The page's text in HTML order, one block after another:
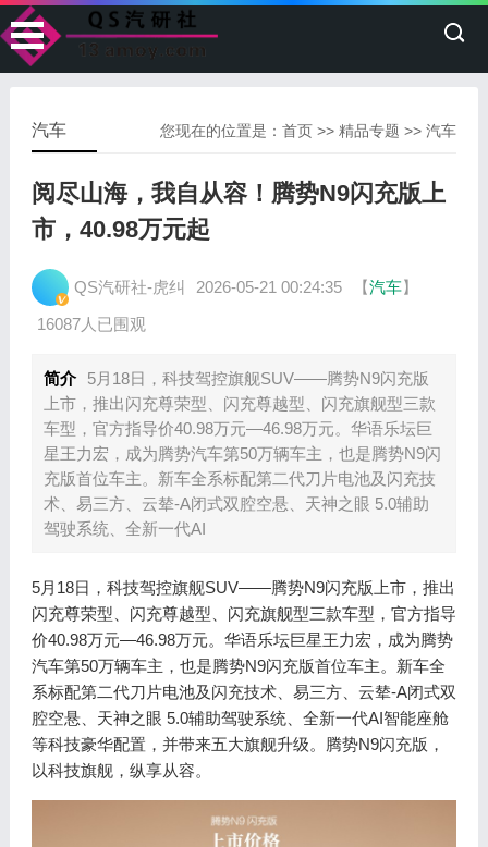
您现在的位置是：首页 >>精品专题 >>汽车
汽车
阅尽山海，我自从容！腾势N9闪充版上
市，40.98万元起
QS汽研社-虎纠 2026-05-21 00:24:35 【汽车】
16087人已围观
简介
5月18日，科技驾控旗舰SUV——腾势N9闪充版
上市，推出闪充尊荣型、闪充尊越型、闪充旗舰型三款
车型，官方指导价40.98万元—46.98万元。华语乐坛巨
星王力宏，成为腾势汽车第50万辆车主，也是腾势N9闪
充版首位车主。新车全系标配第二代刀片电池及闪充技
术、易三方、云辇-A闭式双腔空悬、天神之眼 5.0辅助
驾驶系统、全新一代AI
5月18日，科技驾控旗舰SUV——腾势N9闪充版上市，推出
闪充尊荣型、闪充尊越型、闪充旗舰型三款车型，官方指导
价40.98万元—46.98万元。华语乐坛巨星王力宏，成为腾势
汽车第50万辆车主，也是腾势N9闪充版首位车主。新车全
系标配第二代刀片电池及闪充技术、易三方、云辇-A闭式双
腔空悬、天神之眼 5.0辅助驾驶系统、全新一代AI智能座舱
等科技豪华配置，并带来五大旗舰升级。腾势N9闪充版，
以科技旗舰，纵享从容。